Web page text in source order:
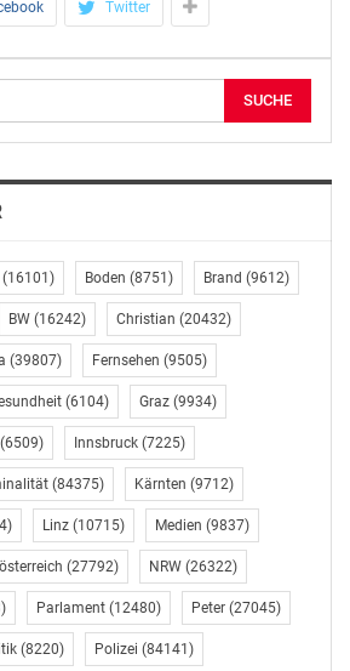
Bundesschulsprecher bzw. -
und
Mit insgesamt 11/12 aktiven
nächstjährige Vertretung der
Schülerunion Kärnten einen
und kann sich über 13/15
Die frisch gewählten
und Landesschulsprecher in
Pirker (AHS) vom BRG Spittal,
von der CHS Villach und
von der FBS Klagenfurt.
Tage auch ein sensationeller
Landesschulsprecherinnen und
heißen Lea Wechselberger (AHS,
Innsbruck), Lea Waldner (BMHS,
Twitter
(16101) Boden (8751) Brand (9612)
BW (16242) Christian (20432)
(39807) Fernsehen (9505)
(6104) Graz (9934)
(6509) Innsbruck (7225)
(84375) Kärnten (9712)
Linz (10715) Medien (9837)
(27792) NRW (26322)
Parlament (12480) Peter (27045)
(8220) Polizei (84141)